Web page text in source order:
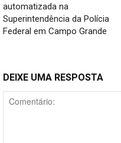
automatizada na
Superintendência da Polícia
Federal em Campo Grande
DEIXE UMA RESPOSTA